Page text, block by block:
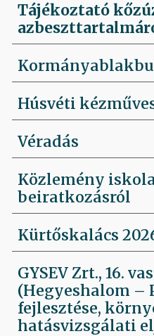
Tájékoztató
Húsvéti
Véradás
Közlemény
beiratkozásról
Kürtőskalács
GYSEV Zrt., 16.
(Hegyeshalom –
fejlesztése,
hatásvizsgálati